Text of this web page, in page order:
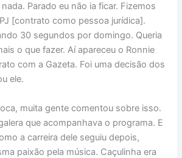
Parado eu não ia ficar. Fizemos
[contrato como pessoa jurídica].
30 segundos por domingo. Queria
o que fazer. Aí apareceu o Ronnie
com a Gazeta. Foi uma decisão dos
ele.
muita gente comentou sobre isso.
que acompanhava o programa. E
a carreira dele seguiu depois,
paixão pela música. Caçulinha era